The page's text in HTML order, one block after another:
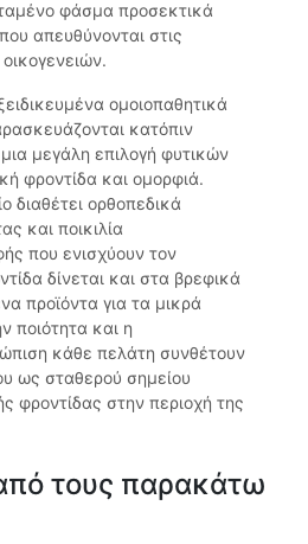
φάσμα προσεκτικά
απευθύνονται στις
ομοιοπαθητικά
κατόπιν
μεγάλη επιλογή φυτικών
φροντίδα και ομορφιά.
διαθέτει ορθοπεδικά
και ποικιλία
που ενισχύουν τον
δίνεται και στα βρεφικά
προϊόντα για τα μικρά
ποιότητα και η
κάθε πελάτη συνθέτουν
ως σταθερού σημείου
φροντίδας στην περιοχή της
τους παρακάτω